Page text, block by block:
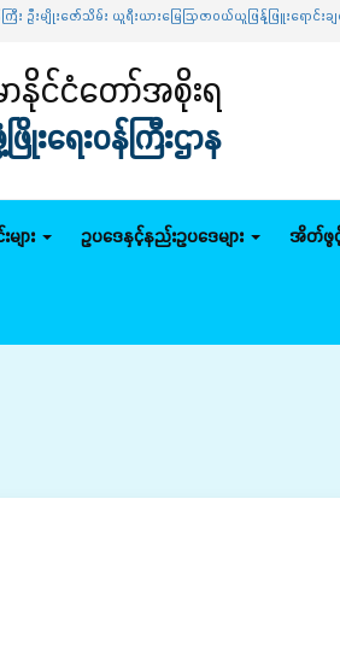
ာ်သိမ်း ယူရီးယားမြေဩဇာဝယ်ယူဖြန့်ဖြူးရောင်းချရေး ဦး
နိုင်ငံတော်အစိုးရ
ရေးဝန်ကြီးဌာန
ျား ဥပဒေနှင့်နည်းဥပဒေများ အိတ်ဖွင့်